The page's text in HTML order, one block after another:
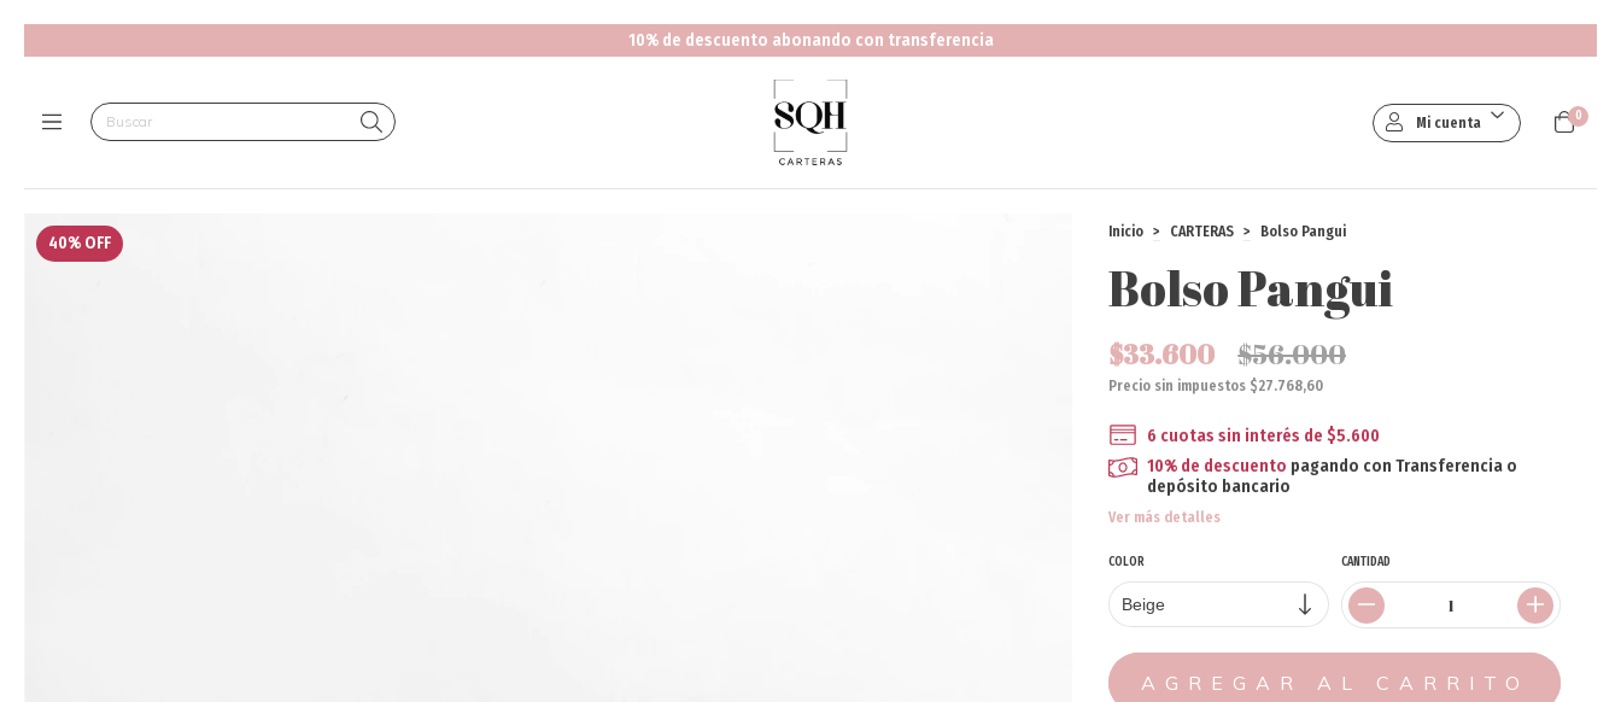
10% de descuento abonando con transferencia
Mi cuenta 0
40% OFF
Inicio > CARTERAS > Bolso Pangui
Bolso Pangui
$33.600 $56.000
Precio sin impuestos $27.768,60
6 cuotas sin interés de $5.600
10% de descuento pagando con Transferencia o
depósito bancario
Ver más detalles
COLOR CANTIDAD